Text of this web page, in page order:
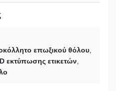
επωξικού θόλου
εκτύπωσης ετικετών